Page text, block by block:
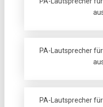
PA-Lautsprecher
PA-Lautsprecher